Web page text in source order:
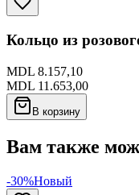
Кольцо из
MDL 8.157,10
MDL 11.653,00
В корзину
Вам также
-30%Новый